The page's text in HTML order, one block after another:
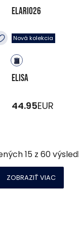
ELARIO26
49.95EUR
Nová kolekcia
ELISA
44.95EUR
15 z60
ZOBRAZIŤ VIAC